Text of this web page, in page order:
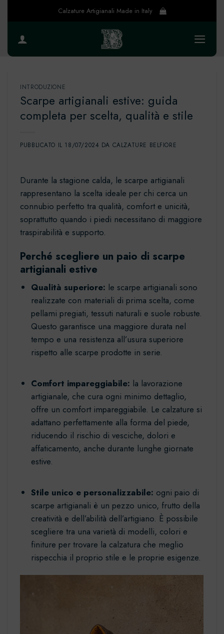
Calzature Artigianali Made in Italy
INTRODUZIONE
Scarpe artigianali estive: guida
completa per scelta, qualità e stile
PUBBLICATO IL 18/07/2024 DA CALZATURE BELFIORE
Durante la stagione calda, le scarpe artigianali
rappresentano la scelta ideale per chi cerca un
connubio perfetto tra qualità, comfort e unicità,
soprattutto quando i piedi necessitano di maggiore
traspirabilità e supporto.
Perché scegliere un paio di scarpe
artigianali estive
Qualità superiore: le scarpe artigianali sono
realizzate con materiali di prima scelta, come
pellami pregiati, tessuti naturali e suole robuste.
Questo garantisce una maggiore durata nel
tempo e una resistenza all’usura superiore
rispetto alle scarpe prodotte in serie.
Comfort impareggiabile: la lavorazione
artigianale, che cura ogni minimo dettaglio,
offre un comfort impareggiabile. Le calzature si
adattano perfettamente alla forma del piede,
riducendo il rischio di vesciche, dolori e
affaticamento, anche durante lunghe giornate
estive.
Stile unico e personalizzabile: ogni paio di
scarpe artigianali è un pezzo unico, frutto della
creatività e dell’abilità dell’artigiano. È possibile
scegliere tra una varietà di modelli, colori e
finiture per trovare la calzatura che meglio
rispecchia il proprio stile e le proprie esigenze.